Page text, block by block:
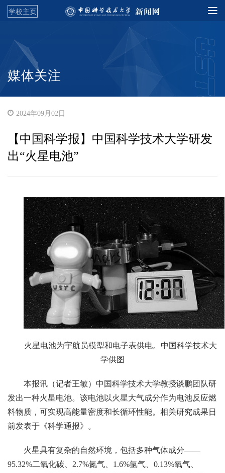
学校主页
媒体关注
2024年09月02日
【中国科学报】中国科学技术大学研发
出“火星电池”
火星电池为宇航员模型和电子表供电。中国科学技术大
学供图
本报讯（记者王敏）中国科学技术大学教授谈鹏团队研
发出一种火星电池。该电池以火星大气成分作为电池反应燃
料物质，可实现高能量密度和长循环性能。相关研究成果日
前发表于《科学通报》。
火星具有复杂的自然环境，包括多种气体成分——
95.32%二氧化碳、2.7%氮气、1.6%氩气、0.13%氧气、